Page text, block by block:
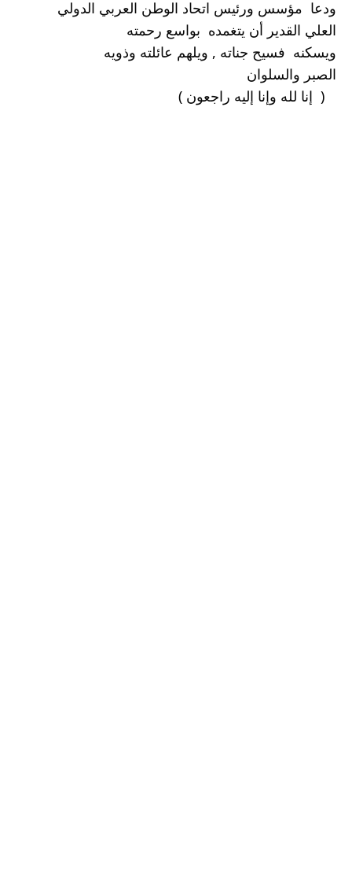
ودعا  مؤسس ورئيس اتحاد الوطن العربي الدولي
العلي القدير أن يتغمده  بواسع رحمته
ويسكنه  فسيح جناته , ويلهم عائلته وذويه
الصبر والسلوان